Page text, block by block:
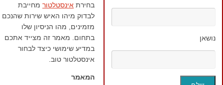
נושאן
בחירת אינסטלטורמחייבת
לבדוק מיהו האיש שירות שהנכם
מזמינים, מהו הניסיון שלו
בתחום. מאמר זה מצייד אתכם
במדיע שימושי כיצד לבחור
אינסטלטור טוב.
המאמר